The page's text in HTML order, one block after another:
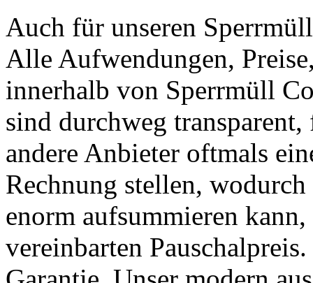
Auch für unseren
Alle Aufwendungen,
innerhalb von Sperrmüll
sind durchweg
andere Anbieter oftmals
Rechnung stellen,
enorm aufsummieren
vereinbarten